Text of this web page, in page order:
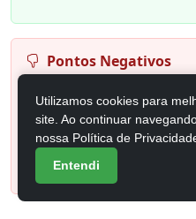
Pontos Negativos
Requer cuidado especial
bordado
Pode demandar um
pouco maior devido à
Utilizamos cookies para
site. Ao continuar
nossa Política de
Entendi